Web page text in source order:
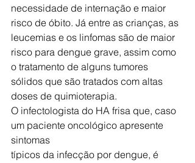
necessidade de internação e maior
risco de óbito. Já entre as crianças, as
leucemias e os linfomas são de maior
risco para dengue grave, assim como
o tratamento de alguns tumores
sólidos que são tratados com altas
doses de quimioterapia.
O infectologista do HA frisa que, caso
um paciente oncológico apresente
sintomas
típicos da infecção por dengue, é